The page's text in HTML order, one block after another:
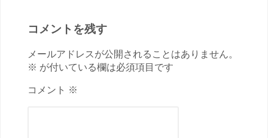
コメントを残す
メールアドレスが公開されることはありません。
※ が付いている欄は必須項目です
コメント ※